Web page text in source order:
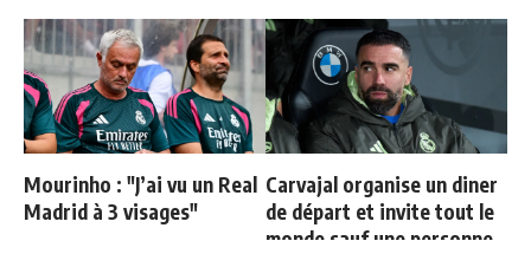
Mourinho : "J’ai vu un Real
Madrid à 3 visages"
Carvajal organise un diner
de départ et invite tout le
monde sauf une personne